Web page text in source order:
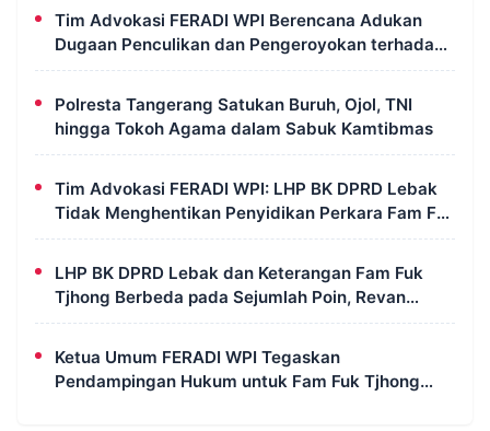
Tim Advokasi FERADI WPI Berencana Adukan
Dugaan Penculikan dan Pengeroyokan terhadap
UUN ke Komisi III DPR RI, LPSK, dan Kompolnas
Polresta Tangerang Satukan Buruh, Ojol, TNI
hingga Tokoh Agama dalam Sabuk Kamtibmas
Tim Advokasi FERADI WPI: LHP BK DPRD Lebak
Tidak Menghentikan Penyidikan Perkara Fam Fuk
Tjhong Alias Pak Uun
LHP BK DPRD Lebak dan Keterangan Fam Fuk
Tjhong Berbeda pada Sejumlah Poin, Revan
FERADI WPI: Proses Pembuktian Masih
Ketua Umum FERADI WPI Tegaskan
Pendampingan Hukum untuk Fam Fuk Tjhong